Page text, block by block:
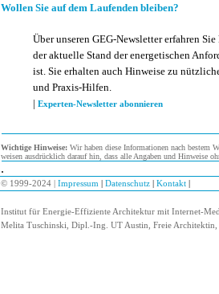
Wollen Sie auf dem Laufenden bleiben?
Über unseren GEG-Newsletter erfahren
der aktuelle Stand der energetischen
ist. Sie erhalten auch Hinweise zu
und Praxis-Hilfen.
| Experten-Newsletter abonnieren
Wichtige Hinweise: Wir haben diese Informationen nach bestem
weisen ausdrücklich darauf hin, dass alle Angaben und Hinweise
.
© 1999-2024 | Impressum Datenschutz Kontakt
Institut für Energie-Effiziente Architektur mit Internet-
Melita Tuschinski, Dipl.-Ing. UT Austin, Freie Architektin,